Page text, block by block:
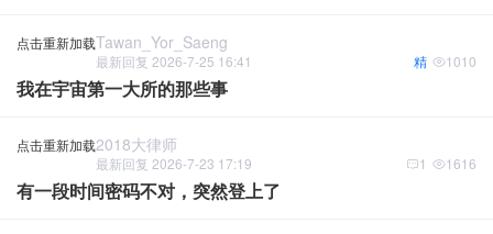
点击重新加载Tawan_Yor_Saeng
最新回复 2026-7-25 16:41 1010
精
我在宇宙第一大所的那些事
点击重新加载2018大律师
最新回复 2026-7-23 17:19 1616
1
有一段时间密码不对，突然登上了